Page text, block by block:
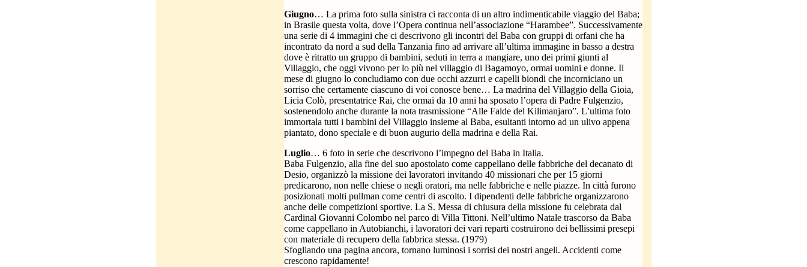
Giugno… La prima foto sulla sinistra ci racconta di un altro indimenticabile viaggio del Baba;
in Brasile questa volta, dove l’Opera continua nell’associazione “Harambee”. Successivamente
una serie di 4 immagini che ci descrivono gli incontri del Baba con gruppi di orfani che ha
incontrato da nord a sud della Tanzania fino ad arrivare all’ultima immagine in basso a destra
dove è ritratto un gruppo di bambini, seduti in terra a mangiare, uno dei primi giunti al
Villaggio, che oggi vivono per lo più nel villaggio di Bagamoyo, ormai uomini e donne. Il
mese di giugno lo concludiamo con due occhi azzurri e capelli biondi che incorniciano un
sorriso che certamente ciascuno di voi conosce bene… La madrina del Villaggio della Gioia,
Licia Colò, presentatrice Rai, che ormai da 10 anni ha sposato l’opera di Padre Fulgenzio,
sostenendolo anche durante la nota trasmissione “Alle Falde del Kilimanjaro”. L’ultima foto
immortala tutti i bambini del Villaggio insieme al Baba, esultanti intorno ad un ulivo appena
piantato, dono speciale e di buon augurio della madrina e della Rai.
Luglio… 6 foto in serie che descrivono l’impegno del Baba in Italia.
Baba Fulgenzio, alla fine del suo apostolato come cappellano delle fabbriche del decanato di
Desio, organizzò la missione dei lavoratori invitando 40 missionari che per 15 giorni
predicarono, non nelle chiese o negli oratori, ma nelle fabbriche e nelle piazze. In città furono
posizionati molti pullman come centri di ascolto. I dipendenti delle fabbriche organizzarono
anche delle competizioni sportive. La S. Messa di chiusura della missione fu celebrata dal
Cardinal Giovanni Colombo nel parco di Villa Tittoni. Nell’ultimo Natale trascorso da Baba
come cappellano in Autobianchi, i lavoratori dei vari reparti costruirono dei bellissimi presepi
con materiale di recupero della fabbrica stessa. (1979)
Sfogliando una pagina ancora, tornano luminosi i sorrisi dei nostri angeli. Accidenti come
crescono rapidamente!